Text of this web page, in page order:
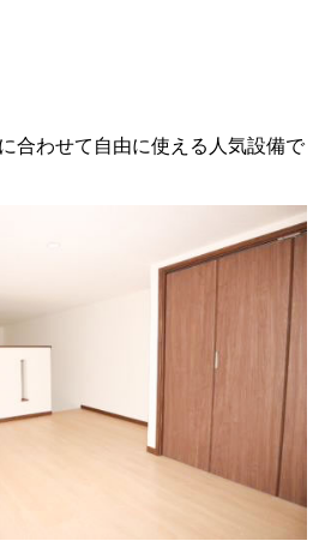
合わせて自由に使える人気設備で